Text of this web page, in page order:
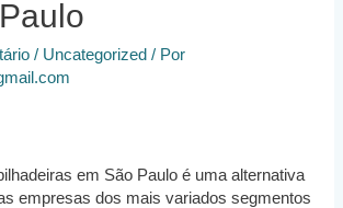
/ Uncategorized / Por
em São Paulo é uma alternativa
empresas dos mais variados segmentos